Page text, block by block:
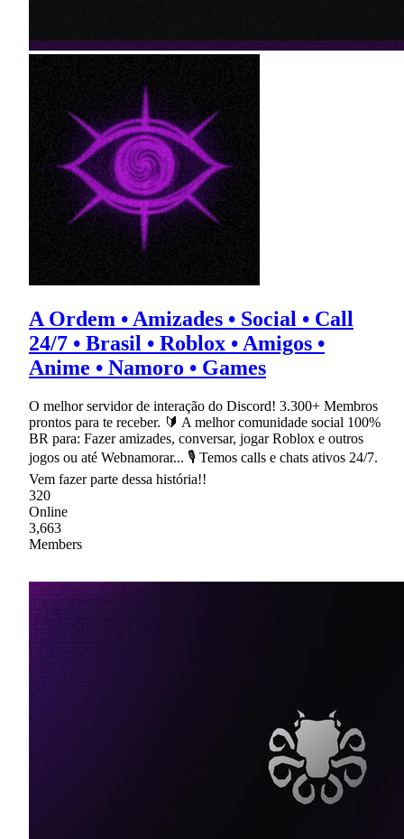
A Ordem • Amizades • Social • Call
24/7 • Brasil • Roblox • Amigos •
Anime • Namoro • Games
O melhor servidor de interação do Discord! 3.300+ Membros
prontos para te receber. 🔰 A melhor comunidade social 100%
BR para: Fazer amizades, conversar, jogar Roblox e outros
jogos ou até Webnamorar... 🎙 Temos calls e chats ativos 24/7.
Vem fazer parte dessa história!!
320
Online
3,663
Members